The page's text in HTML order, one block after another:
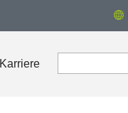
Karriere